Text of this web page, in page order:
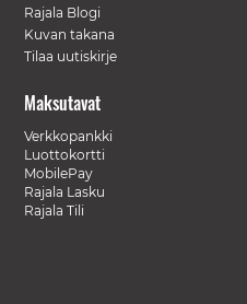
Rajala Blogi
Kuvan takana
Tilaa uutiskirje
Maksutavat
Verkkopankki
Luottokortti
MobilePay
Rajala Lasku
Rajala Tili